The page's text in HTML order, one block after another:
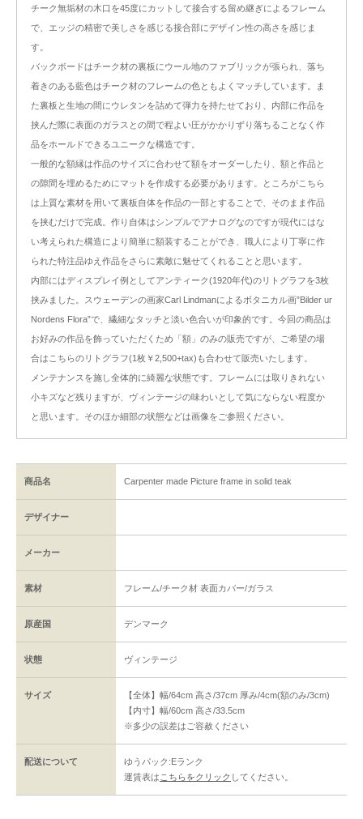
チーク無垢材の木口を45度にカットして接合する留め継ぎによるフレーム
で、エッジの精密で美しさを感じる接合部にデザイン性の高さを感じま
す。
バックボードはチーク材の裏板にウール地のファブリックが張られ、落ち
着きのある藍色はチーク材のフレームの色ともよくマッチしています。ま
た裏板と生地の間にウレタンを詰めて弾力を持たせており、内部に作品を
挟んだ際に表面のガラスとの間で程よい圧がかかりずり落ちることなく作
品をホールドできるユニークな構造です。
一般的な額縁は作品のサイズに合わせて額をオーダーしたり、額と作品と
の隙間を埋めるためにマットを作成する必要があります。ところがこちら
は上質な素材を用いて裏板自体を作品の一部とすることで、そのまま作品
を挟むだけで完成。作り自体はシンプルでアナログなのですが現代にはな
い考えられた構造により簡単に額装することができ、職人により丁寧に作
られた特注品ゆえ作品をさらに素敵に魅せてくれることと思います。
内部にはディスプレイ例としてアンティーク(1920年代)のリトグラフを3枚
挟みました。スウェーデンの画家Carl Lindmanによるボタニカル画”Bilder ur
Nordens Flora”で、繊細なタッチと淡い色合いが印象的です。今回の商品は
お好みの作品を飾っていただくため「額」のみの販売ですが、ご希望の場
合はこちらのリトグラフ(1枚￥2,500+tax)も合わせて販売いたします。
メンテナンスを施し全体的に綺麗な状態です。フレームには取りきれない
小キズなど残りますが、ヴィンテージの味わいとして気にならない程度か
と思います。そのほか細部の状態などは画像をご参照ください。
商品名 Carpenter made Picture frame in solid teak
デザイナー
メーカー
素材 フレーム/チーク材 表面カバー/ガラス
原産国 デンマーク
状態 ヴィンテージ
サイズ
【全体】幅/64cm 高さ/37cm 厚み/4cm(額のみ/3cm)
【内寸】幅/60cm 高さ/33.5cm
※多少の誤差はご容赦ください
配送について
ゆうパック:Eランク
運賃表は こちらをクリック してください。